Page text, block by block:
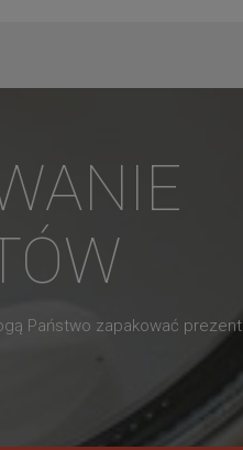
Państwo zapakować prezent